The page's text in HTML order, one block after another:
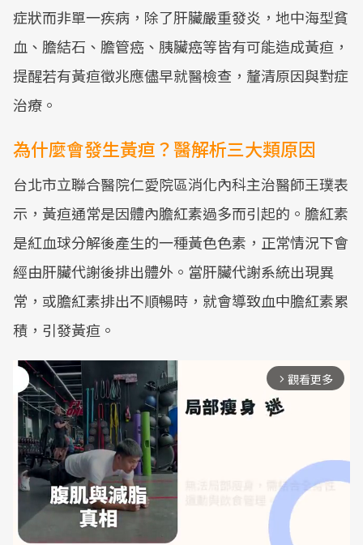
症狀而非單一疾病，除了肝臟嚴重發炎，地中海型貧
血、膽結石、膽管癌、胰臟癌等皆有可能造成黃疸，
提醒若有黃疸徵兆應儘早就醫檢查，釐清原因與對症
治療。
為什麼會發生黃疸？醫解析三大類原因
台北市立聯合醫院仁愛院區消化內科主治醫師王璞表
示，黃疸通常是因體內膽紅素過多而引起的。膽紅素
是紅血球分解後產生的一種黃色色素，正常情況下會
經由肝臟代謝後排出體外。當肝臟代謝系統出現異
常，或膽紅素排出不順暢時，就會導致血中膽紅素累
積，引發黃疸。
arrow_forward_ios 觀看更多